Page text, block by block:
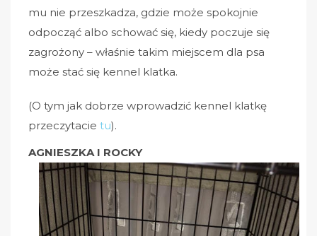
mu nie przeszkadza, gdzie może spokojnie
odpocząć albo schować się, kiedy poczuje się
zagrożony – właśnie takim miejscem dla psa
może stać się kennel klatka.
(O tym jak dobrze wprowadzić kennel klatkę
przeczytacie tu).
AGNIESZKA I ROCKY